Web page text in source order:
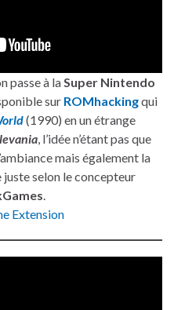
passe à laSuper Nintendo
sur ROMhackingqui
(1990) en un étrange
, l’idée n’étant pas que
mais également la
selon le concepteur
.
Extension